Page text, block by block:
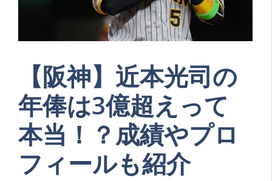
【阪神】近本光司の
年俸は3億超えって
本当！？成績やプロ
フィールも紹介